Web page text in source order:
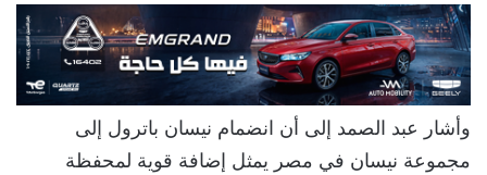
وأشار عبد الصمد إلى أن انضمام نيسان باترول إلى
مجموعة نيسان في مصر يمثل إضافة قوية لمحفظة